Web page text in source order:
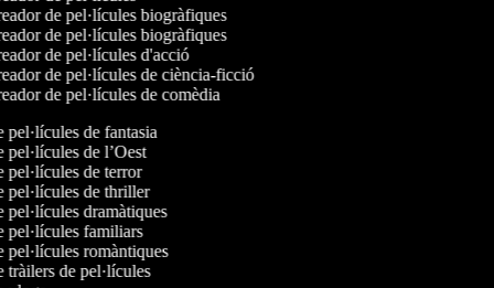
de pel·lícules biogràfiques
de pel·lícules biogràfiques
de pel·lícules d'acció
de pel·lícules de ciència-ficció
de pel·lícules de comèdia
pel·lícules de fantasia
pel·lícules de l’Oest
pel·lícules de terror
pel·lícules de thriller
pel·lícules dramàtiques
pel·lícules familiars
pel·lícules romàntiques
tràilers de pel·lícules